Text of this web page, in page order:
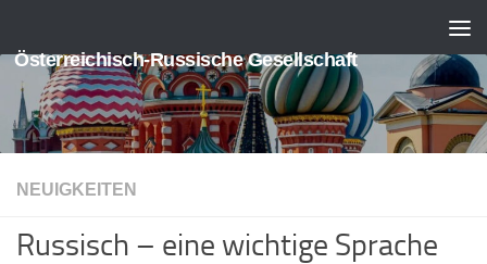
Österreichisch-Russische Gesellschaft
NEUIGKEITEN
Russisch – eine wichtige Sprache